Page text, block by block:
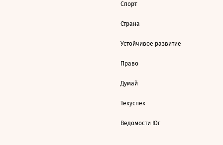
Спорт
Страна
Устойчивое развитие
Право
Думай
Техуспех
Ведомости Юг